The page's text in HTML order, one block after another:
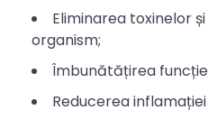
Eliminarea toxinelor
organism;
Îmbunătățirea
Reducerea inflamației